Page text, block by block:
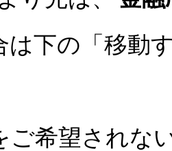
は下の「移動
ご希望されな